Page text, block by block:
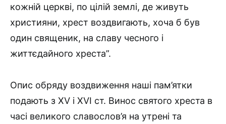
кожній церкві, по цілій землі, де живуть
християни, хрест воздвигають, хоча б був
один священик, на славу чесного і
життєдайного хреста”.
Опис обряду воздвиження наші пам’ятки
подають з XV і XVI ст. Винос святого хреста в
часі великого славослов’я на утрені та